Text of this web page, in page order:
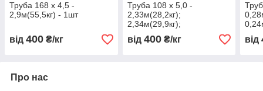
Труба 168 х 4,5 -
2,9м(55,5кг) - 1шт
від 400 ₴/кг
Труба 108 х 5,0 -
2,33м(28,2кг);
2,34м(29,9кг);
1,55м(20,4кг) по 1шт
від 400₴/кг від
Про нас